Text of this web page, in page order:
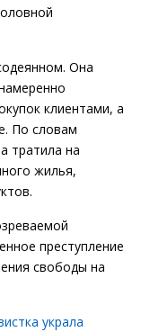
Она
клиентами, а
По словам
тратила на
жилья,
преступление
свободы на
украла